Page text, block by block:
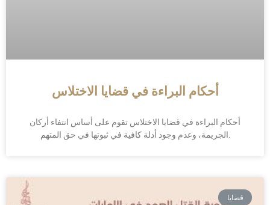
أحكام البراءة في قضايا الاختلاس
أحكام البراءة في قضايا الاختلاس تقوم على أساس انتفاء أركان
الجريمة، وعدم وجود أدلة كافية في ثبوتها في حق المتهم.
قضايا